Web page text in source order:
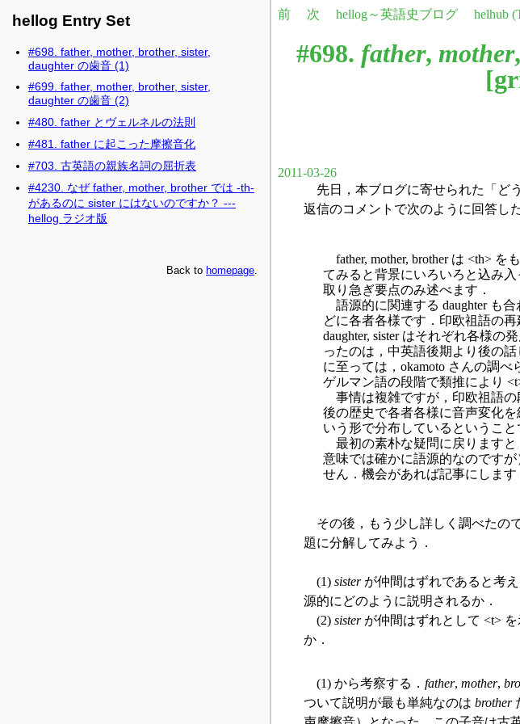
hellog Entry Set
#698. father, mother, brother, sister,
daughter の歯音 (1)
#699. father, mother, brother, sister,
daughter の歯音 (2)
#480. father とヴェルネルの法則
#481. father に起こった摩擦音化
#703. 古英語の親族名詞の屈折表
#4230. なぜ father, mother, brother では -th-
があるのに sister にはないのですか？ ---
hellog ラジオ版
Back to homepage